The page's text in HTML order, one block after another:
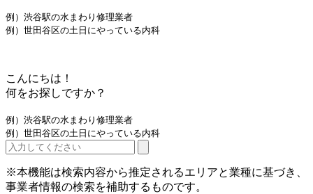
例）渋谷駅の水まわり修理業者
例）世田谷区の土日にやっている内科
こんにちは！
何をお探しですか？
例）渋谷駅の水まわり修理業者
例）世田谷区の土日にやっている内科
※本機能は検索内容から推定されるエリアと業種に基づき、
事業者情報の検索を補助するものです。